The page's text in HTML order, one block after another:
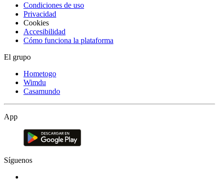
Condiciones de uso
Privacidad
Cookies
Accesibilidad
Cómo funciona la plataforma
El grupo
Hometogo
Wimdu
Casamundo
App
Síguenos